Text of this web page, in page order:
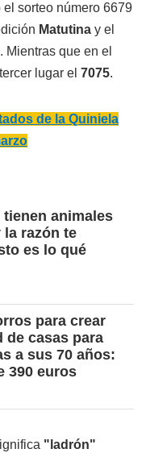
el sorteo número 6679
Matutina y el
. Mientras que en el
lugar el 7075.
de la Quiniela
animales
la razón te
es lo qué
para crear
de casas para
a sus 70 años:
390 euros
"ladrón"